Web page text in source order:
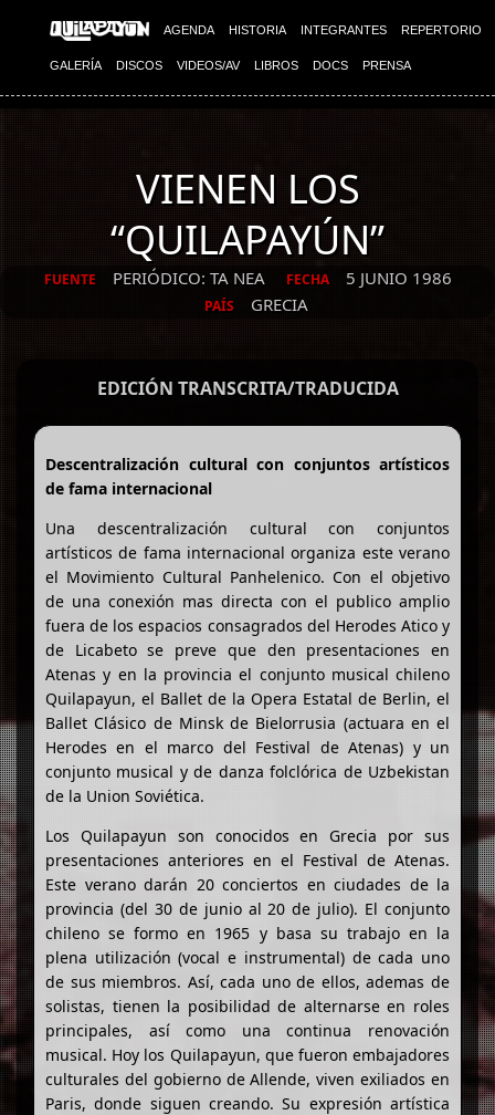
AGENDA HISTORIA INTEGRANTES REPERTORIO
GALERÍA DISCOS VIDEOS/AV LIBROS DOCS PRENSA
VIENEN LOS
“QUILAPAYÚN”
FUENTE PERIÓDICO: TA NEA FECHA 5 JUNIO 1986
PAÍS GRECIA
EDICIÓN TRANSCRITA/TRADUCIDA
Descentralización cultural con conjuntos artísticos
de fama internacional
Una descentralización cultural con conjuntos
artísticos de fama internacional organiza este verano
el Movimiento Cultural Panhelenico. Con el objetivo
de una conexión mas directa con el publico amplio
fuera de los espacios consagrados del Herodes Atico y
de Licabeto se preve que den presentaciones en
Atenas y en la provincia el conjunto musical chileno
Quilapayun, el Ballet de la Opera Estatal de Berlin, el
Ballet Clásico de Minsk de Bielorrusia (actuara en el
Herodes en el marco del Festival de Atenas) y un
conjunto musical y de danza folclórica de Uzbekistan
de la Union Soviética.
Los Quilapayun son conocidos en Grecia por sus
presentaciones anteriores en el Festival de Atenas.
Este verano darán 20 conciertos en ciudades de la
provincia (del 30 de junio al 20 de julio). El conjunto
chileno se formo en 1965 y basa su trabajo en la
plena utilización (vocal e instrumental) de cada uno
de sus miembros. Así, cada uno de ellos, ademas de
solistas, tienen la posibilidad de alternarse en roles
principales, así como una continua renovación
musical. Hoy los Quilapayun, que fueron embajadores
culturales del gobierno de Allende, viven exiliados en
Paris, donde siguen creando. Su expresión artística